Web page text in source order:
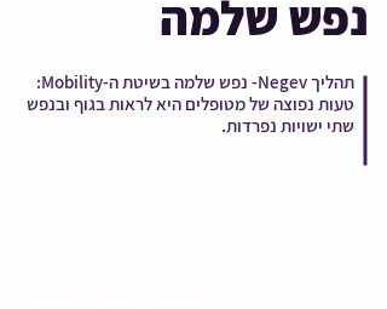
נפש שלמה
תהליך Negev- נפש שלמה בשיטת ה-Mobility:
טעות נפוצה של מטופלים היא לראות בגוף ובנפש
שתי ישויות נפרדות.